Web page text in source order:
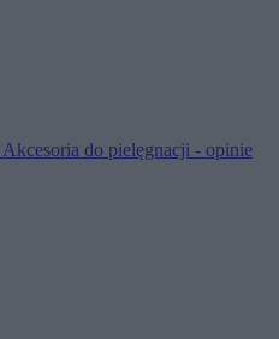
Akcesoria do pielęgnacji - opinie